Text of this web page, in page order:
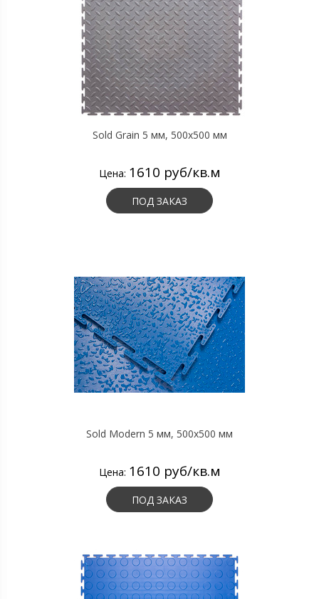
Sold Grain 5 мм, 500х500 мм
Цена: 1610 руб/кв.м
ПОД ЗАКАЗ
Sold Modern 5 мм, 500х500 мм
Цена: 1610 руб/кв.м
ПОД ЗАКАЗ